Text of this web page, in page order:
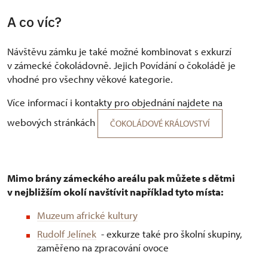
A co víc?
Návštěvu zámku je také možné kombinovat s exkurzí
v zámecké čokoládovně. Jejich Povídání o čokoládě je
vhodné pro všechny věkové kategorie.
Více informací i kontakty pro objednání najdete na
webových stránkách
ČOKOLÁDOVÉ KRÁLOVSTVÍ
Mimo brány zámeckého areálu pak můžete s dětmi
v nejbližším okolí navštívit například tyto místa:
Muzeum africké kultury
Rudolf Jelínek - exkurze také pro školní skupiny,
zaměřeno na zpracování ovoce